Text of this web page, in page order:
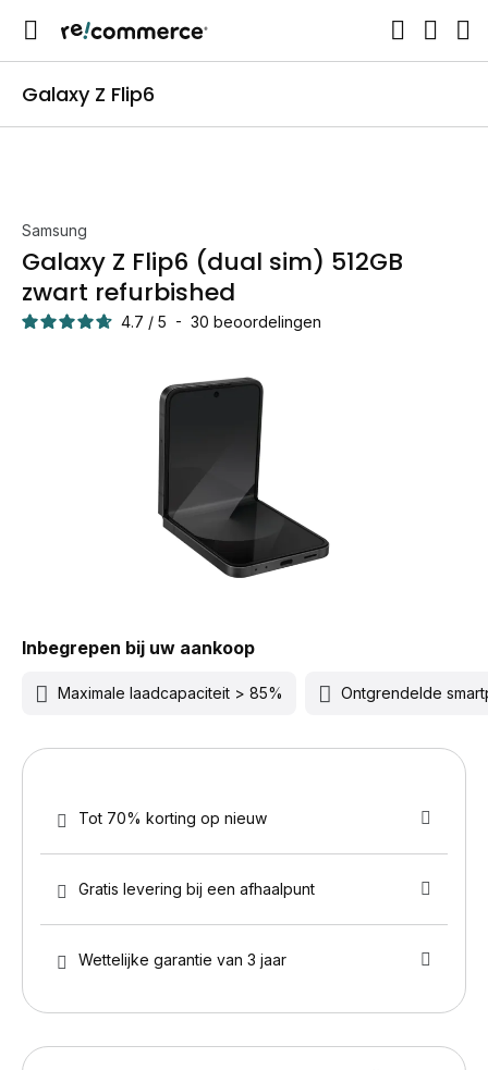
Galaxy Z Flip6
Samsung
Galaxy Z Flip6 (dual sim) 512GB
zwart refurbished
4.7 / 5 - 30 beoordelingen
Inbegrepen bij uw aankoop
Maximale laadcapaciteit > 85% Ontgrendelde
Tot 70% korting op nieuw
Gratis levering bij een afhaalpunt
Wettelijke garantie van 3 jaar